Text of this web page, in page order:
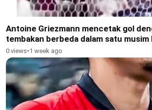
Antoine Griezmann mencetak gol
tembakan berbeda dalam satu musim
Atlético Madrid
0 views•1 week ago